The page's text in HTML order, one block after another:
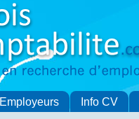
Employeurs Info CV